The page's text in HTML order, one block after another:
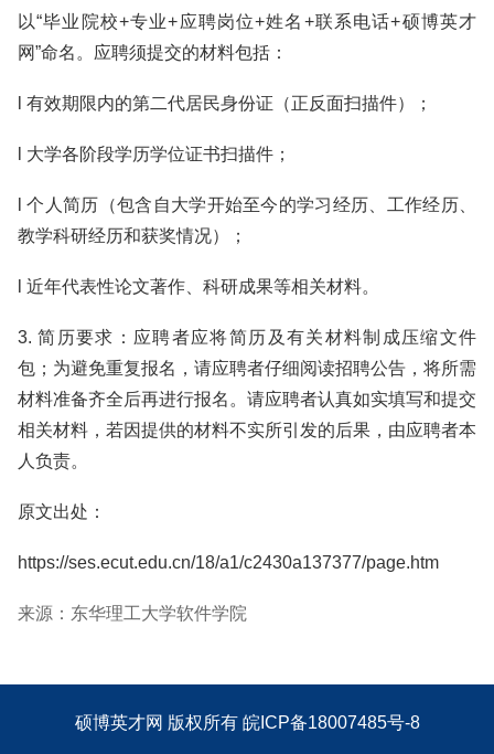
以“毕业院校+专业+应聘岗位+姓名+联系电话+硕博英才
网”命名。应聘须提交的材料包括：
l 有效期限内的第二代居民身份证（正反面扫描件）；
l 大学各阶段学历学位证书扫描件；
l 个人简历（包含自大学开始至今的学习经历、工作经历、
教学科研经历和获奖情况）；
l 近年代表性论文著作、科研成果等相关材料。
3. 简历要求：应聘者应将简历及有关材料制成压缩文件
包；为避免重复报名，请应聘者仔细阅读招聘公告，将所需
材料准备齐全后再进行报名。请应聘者认真如实填写和提交
相关材料，若因提供的材料不实所引发的后果，由应聘者本
人负责。
原文出处：
https://ses.ecut.edu.cn/18/a1/c2430a137377/page.htm
来源：东华理工大学软件学院
硕博英才网 版权所有 皖ICP备18007485号-8